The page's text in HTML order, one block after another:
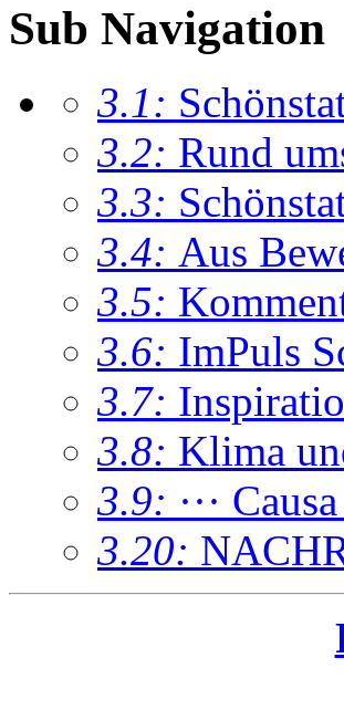
Sub Navigation
3.1:
3.2: Rund
3.3:
3.4: Aus
3.5:
3.6: ImPuls
3.7:
3.8: Klima
3.9: ···
3.20: